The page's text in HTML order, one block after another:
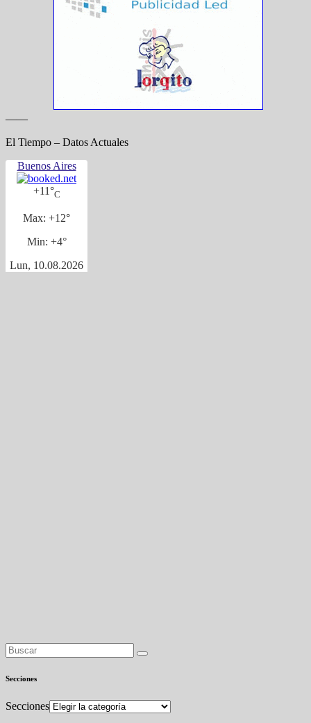
——
El Tiempo – Datos Actuales
Buenos Aires
+11°C
Max: +12°
Min: +4°
Lun, 10.08.2026
Secciones
Secciones